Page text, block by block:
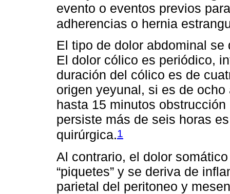
evento o eventos previos
adherencias o hernia
El tipo de dolor abdominal
El dolor cólico es periódico,
duración del cólico es de
origen yeyunal, si es de
hasta 15 minutos
persiste más de seis horas
quirúrgica.1
Al contrario, el dolor
“piquetes” y se deriva de
parietal del peritoneo y